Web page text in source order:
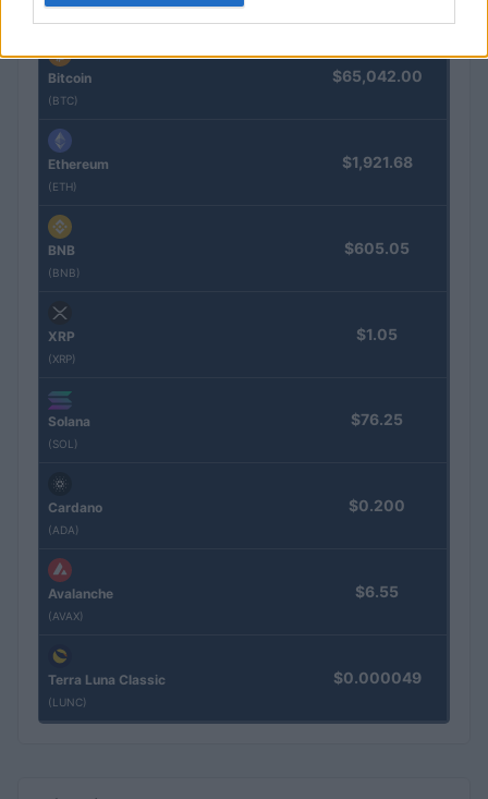
Nombre
Bitcoin
(BTC)
$65,042.00
Ethereum
(ETH)
$1,921.68
BNB
(BNB)
$605.05
XRP
(XRP)
$1.05
Solana
(SOL)
$76.25
Cardano
(ADA)
$0.200
Avalanche
(AVAX)
$6.55
Terra Luna Classic
(LUNC)
$0.000049